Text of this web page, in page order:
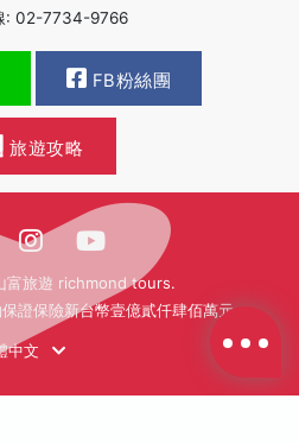
: 02-7734-9766
FB粉絲團
旅遊攻略
旅遊 richmond tours.
證保險新台幣壹億貳仟肆佰萬元
中文